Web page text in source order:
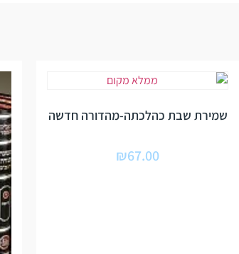
שמירת שבת כהלכתה-מהדורה חדשה
₪67.00